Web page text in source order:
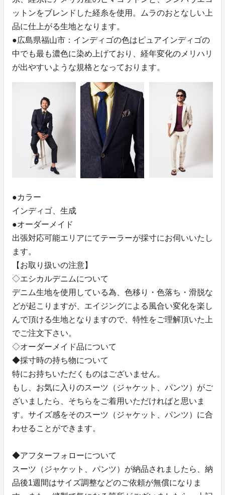
ットンをブレンドした経糸を使用。ムラのおとなしい上
品に仕上がる生地となります。
●広島県福山市：インディゴの色はピュアインディゴの
中でも最も濃色に染め上げており、経年変化のメリハリ
が出やすいような規格となっております。
●カラー
インディゴ、生成
●オーダーメイド
出張対応可能エリアにてテーラーが採寸にお伺いいたし
ます。
【お取り扱いの注意】
◇エシカルデニムについて
デニム生地を使用している為、色移り・色落ち・滑脱な
どが起こりますが、エイジングによる風合い変化を楽し
んで頂ける生地となりますので、特性をご理解頂いた上
でご注文下さい。
◇オーダーメイド品について
◆採寸時の持ち物について
特にお持ちいただくものはございません。
もし、お気に入りのスーツ（ジャケット、パンツ）がご
ざいましたら、そちらをご着用いただければと思いま
す。サイズ感をそのスーツ（ジャケット、パンツ）に合
わせることができます。
◆アフターフォローについて
スーツ（ジャケット、パンツ）が納品されましたら、納
品後1週間はサイズ調整などのご依頼が無償になりま